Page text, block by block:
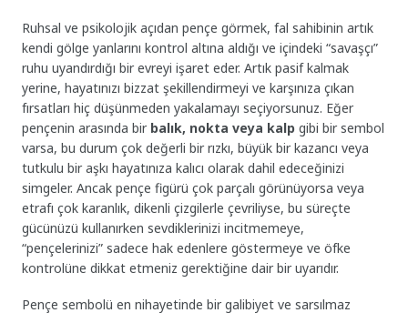
Ruhsal ve psikolojik açıdan pençe görmek, fal sahibinin artık
kendi gölge yanlarını kontrol altına aldığı ve içindeki “savaşçı”
ruhu uyandırdığı bir evreyi işaret eder. Artık pasif kalmak
yerine, hayatınızı bizzat şekillendirmeyi ve karşınıza çıkan
fırsatları hiç düşünmeden yakalamayı seçiyorsunuz. Eğer
pençenin arasında bir balık, nokta veya kalp gibi bir sembol
varsa, bu durum çok değerli bir rızkı, büyük bir kazancı veya
tutkulu bir aşkı hayatınıza kalıcı olarak dahil edeceğinizi
simgeler. Ancak pençe figürü çok parçalı görünüyorsa veya
etrafı çok karanlık, dikenli çizgilerle çevriliyse, bu süreçte
gücünüzü kullanırken sevdiklerinizi incitmemeye,
“pençelerinizi” sadece hak edenlere göstermeye ve öfke
kontrolüne dikkat etmeniz gerektiğine dair bir uyarıdır.
Pençe sembolü en nihayetinde bir galibiyet ve sarsılmaz